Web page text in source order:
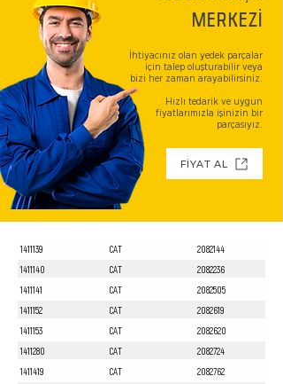
MERKEZİ
İhtiyacınız olan yedek parçalar
için talep oluşturabilir veya
bizi her zaman arayabilirsiniz.
Hızlı tedarik ve uygun
fiyatlarımızla işinizin bir
parçasıyız.
FİYAT AL
1411139 CAT
2082144
1411140
CAT
2082236
1411141
CAT
2082505
1411152
CAT
2082619
1411153
CAT
2082620
1411280
CAT
2082724
1411419
CAT
2082762